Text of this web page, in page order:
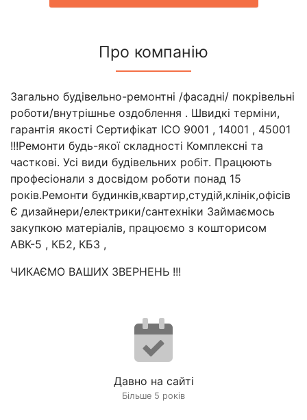
Про компанію
Загально будівельно-ремонтні /фасадні/ покрівельні
роботи/внутрішнье оздоблення . Швидкі терміни,
гарантія якості Сертифікат ICO 9001 , 14001 , 45001
!!!Ремонти будь-якої складності Комплексні та
часткові. Усі види будівельних робіт. Працюють
професіонали з досвідом роботи понад 15
років.Ремонти будинків,квартир,студій,клінік,офісів
Є дизайнери/електрики/сантехніки Займаємось
закупкою матеріалів, працюємо з кошторисом
АВК-5 , КБ2, КБ3 ,
ЧИКАЄМО ВАШИХ ЗВЕРНЕНЬ !!!
Давно на сайті
Більше 5 років